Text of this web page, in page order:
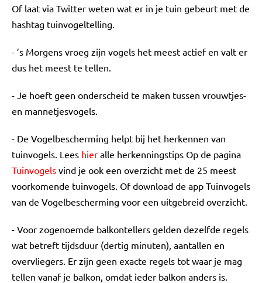
Of laat via Twitter weten wat er in je tuin gebeurt met de
hashtag tuinvogeltelling.
- ’s Morgens vroeg zijn vogels het meest actief en valt er
dus het meest te tellen.
- Je hoeft geen onderscheid te maken tussen vrouwtjes-
en mannetjesvogels.
- De Vogelbescherming helpt bij het herkennen van
tuinvogels. Lees hier alle herkenningstips Op de pagina
Tuinvogels vind je ook een overzicht met de 25 meest
voorkomende tuinvogels. Of download de app Tuinvogels
van de Vogelbescherming voor een uitgebreid overzicht.
- Voor zogenoemde balkontellers gelden dezelfde regels
wat betreft tijdsduur (dertig minuten), aantallen en
overvliegers. Er zijn geen exacte regels tot waar je mag
tellen vanaf je balkon, omdat ieder balkon anders is.